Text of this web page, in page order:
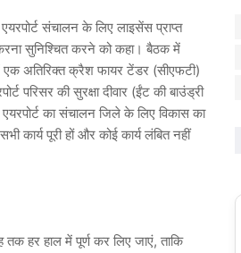
संचालन के लिए लाइसेंस प्राप्त
करना सुनिश्चित करने को कहा। बैठक में
में एक अतिरिक्त क्रैश फायर टेंडर (सीएफटी)
परिसर की सुरक्षा दीवार (ईंट की बाउंड्री
का संचालन जिले के लिए विकास का
कार्य पूरी हों और कोई कार्य लंबित नहीं
हर हाल में पूर्ण कर लिए जाएं, ताकि